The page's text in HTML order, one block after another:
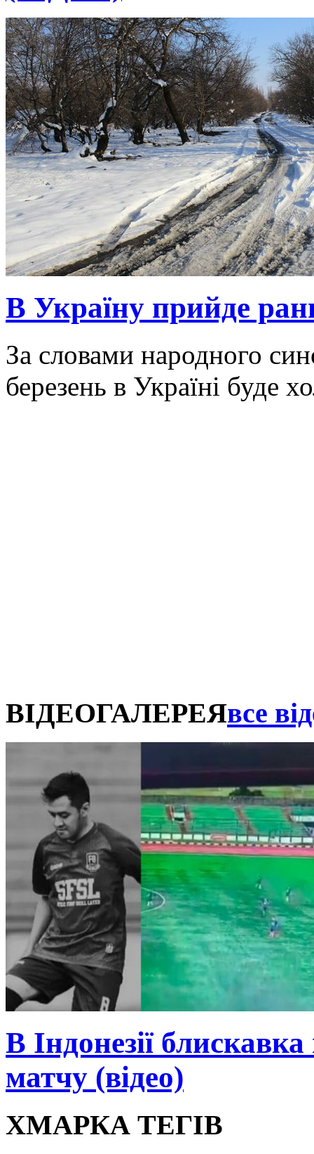
В Україну прийде
За словами народного
березень в Україні буде
ВІДЕОГАЛЕРЕЯвсе
В Індонезії
матчу (відео)
ХМАРКА ТЕГІВ